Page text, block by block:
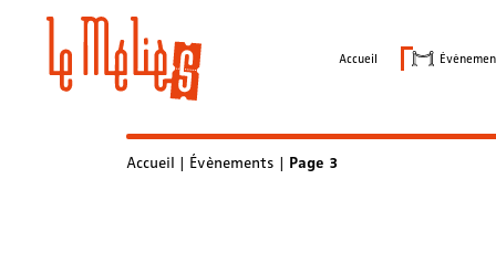
Accueil
Accueil | Évènements | Page 3